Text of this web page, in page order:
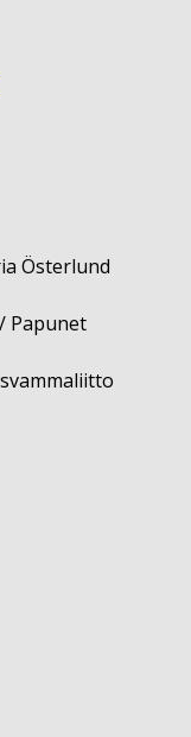
Österlund
Papunet